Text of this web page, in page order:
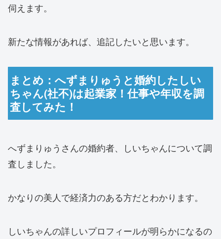
伺えます。
新たな情報があれば、追記したいと思います。
まとめ：へずまりゅうと婚約したしい
ちゃん(社不)は起業家！仕事や年収を調
査してみた！
へずまりゅうさんの婚約者、しいちゃんについて調
査しました。
かなりの美人で経済力のある方だとわかります。
しいちゃんの詳しいプロフィールが明らかになるの